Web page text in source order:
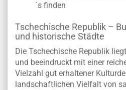
´s finden
Tschechische Republik –
und historische Städte
Die Tschechische Republik
und beeindruckt mit einer
Vielzahl gut erhaltener
landschaftlichen Vielfalt von